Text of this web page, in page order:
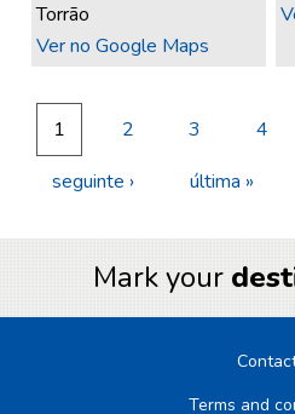
Torrão
Ver no Google Maps
1 2 3 4
seguinte ›
última »
Mark your
Terms and